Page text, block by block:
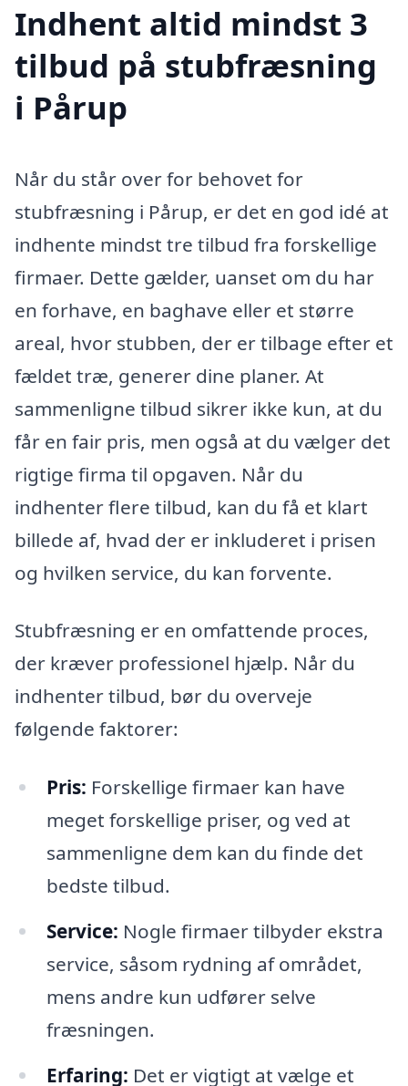
Indhent altid mindst 3
tilbud på stubfræsning
i Pårup
Når du står over for behovet for
stubfræsning i Pårup, er det en god idé at
indhente mindst tre tilbud fra forskellige
firmaer. Dette gælder, uanset om du har
en forhave, en baghave eller et større
areal, hvor stubben, der er tilbage efter et
fældet træ, generer dine planer. At
sammenligne tilbud sikrer ikke kun, at du
får en fair pris, men også at du vælger det
rigtige firma til opgaven. Når du
indhenter flere tilbud, kan du få et klart
billede af, hvad der er inkluderet i prisen
og hvilken service, du kan forvente.
Stubfræsning er en omfattende proces,
der kræver professionel hjælp. Når du
indhenter tilbud, bør du overveje
følgende faktorer:
Pris: Forskellige firmaer kan have
meget forskellige priser, og ved at
sammenligne dem kan du finde det
bedste tilbud.
Service: Nogle firmaer tilbyder ekstra
service, såsom rydning af området,
mens andre kun udfører selve
fræsningen.
Erfaring: Det er vigtigt at vælge et